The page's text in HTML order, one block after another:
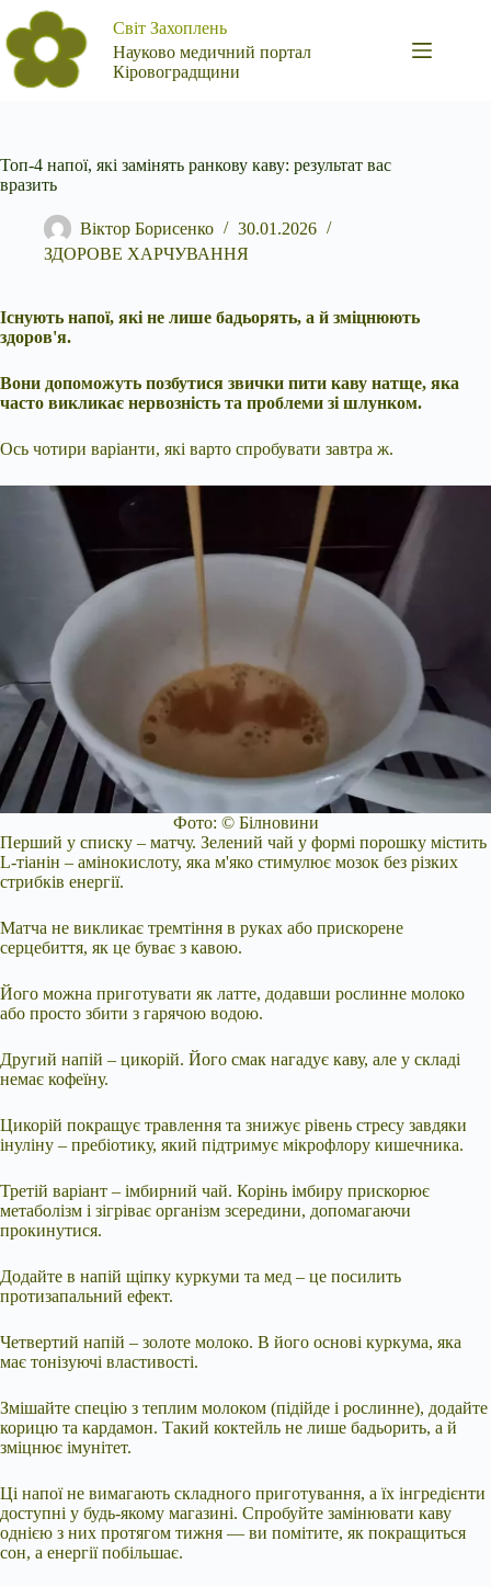
Перейти
до
вмісту
Світ Захоплень
Науково медичний портал
Кіровоградщини
Топ-4 напої, які замінять ранкову каву: результат вас
вразить
Віктор Борисенко
30.01.2026
ЗДОРОВЕ ХАРЧУВАННЯ
Існують напої, які не лише бадьорять, а й зміцнюють
здоров'я.
Вони допоможуть позбутися звички пити каву натще, яка
часто викликає нервозність та проблеми зі шлунком.
Ось чотири варіанти, які варто спробувати завтра ж.
Фото: © Білновини
Перший у списку – матчу. Зелений чай у формі порошку містить
L-тіанін – амінокислоту, яка м'яко стимулює мозок без різких
стрибків енергії.
Матча не викликає тремтіння в руках або прискорене
серцебиття, як це буває з кавою.
Його можна приготувати як латте, додавши рослинне молоко
або просто збити з гарячою водою.
Другий напій – цикорій. Його смак нагадує каву, але у складі
немає кофеїну.
Цикорій покращує травлення та знижує рівень стресу завдяки
інуліну – пребіотику, який підтримує мікрофлору кишечника.
Третій варіант – імбирний чай. Корінь імбиру прискорює
метаболізм і зігріває організм зсередини, допомагаючи
прокинутися.
Додайте в напій щіпку куркуми та мед – це посилить
протизапальний ефект.
Четвертий напій – золоте молоко. В його основі куркума, яка
має тонізуючі властивості.
Змішайте спецію з теплим молоком (підійде і рослинне), додайте
корицю та кардамон. Такий коктейль не лише бадьорить, а й
зміцнює імунітет.
Ці напої не вимагають складного приготування, а їх інгредієнти
доступні у будь-якому магазині. Спробуйте замінювати каву
однією з них протягом тижня — ви помітите, як покращиться
сон, а енергії побільшає.